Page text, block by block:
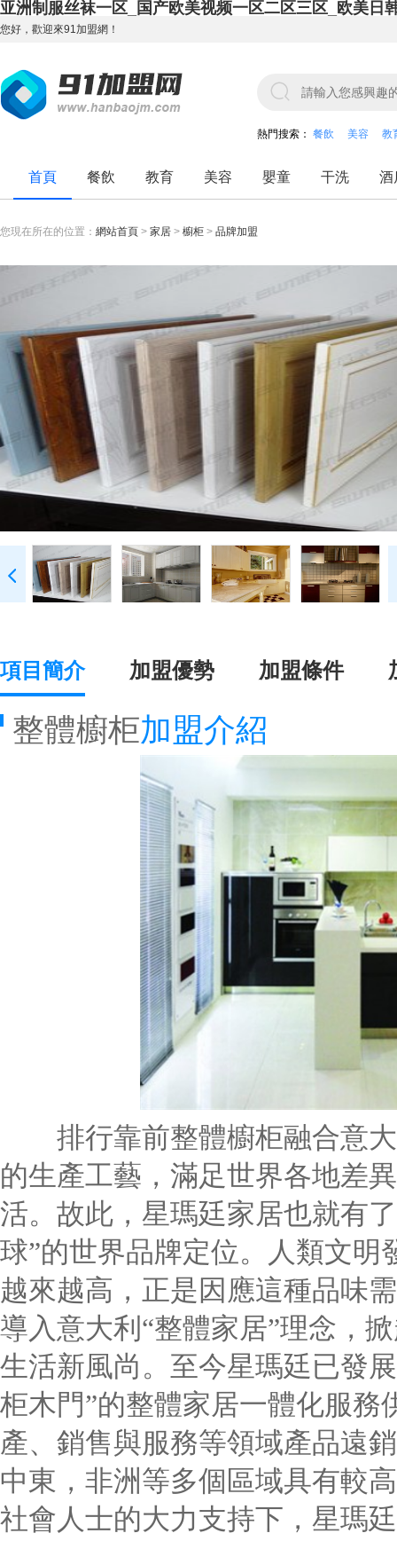
亚洲制服丝袜一区_国产欧美视频一区二区三区_欧美日
您好，歡迎來91加盟網！
熱門搜索： 餐飲 美容 教
首頁 餐飲 教育 美容 嬰童 干洗 酒
您現在所在的位置： 網站首頁 > 家居 > 櫥柜 > 品牌加盟
項目簡介 加盟優勢 加盟條件
整體櫥柜加盟介紹
排行靠前整體櫥柜融合意大
的生產工藝，滿足世界各地差
活。故此，星瑪廷家居也就有
球”的世界品牌定位。人類文
越來越高，正是因應這種品味
導入意大利“整體家居”理念，
生活新風尚。至今星瑪廷已發
柜木門”的整體家居一體化服
產、銷售與服務等領域產品遠
中東，非洲等多個區域具有較
社會人士的大力支持下，星瑪